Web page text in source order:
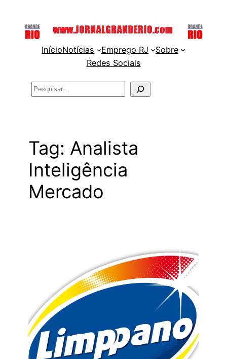
InícioNotícias Emprego RJ
Sobre
Redes Sociais
Pesquisar
Tag: Analista
Inteligência
Mercado